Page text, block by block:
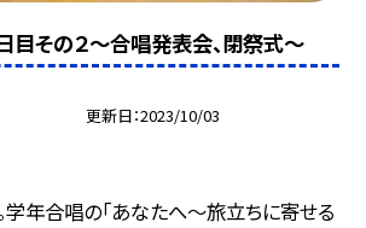
その２〜合唱発表会、閉祭式〜
更新日 2023/10/03
学年合唱の「あなたへ〜旅立ちに寄せる